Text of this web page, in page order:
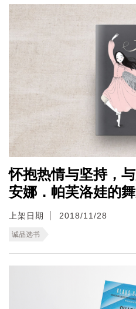
怀抱热情与坚持，
安娜．帕芙洛娃的
上架日期 2018/11/28
诚品选书